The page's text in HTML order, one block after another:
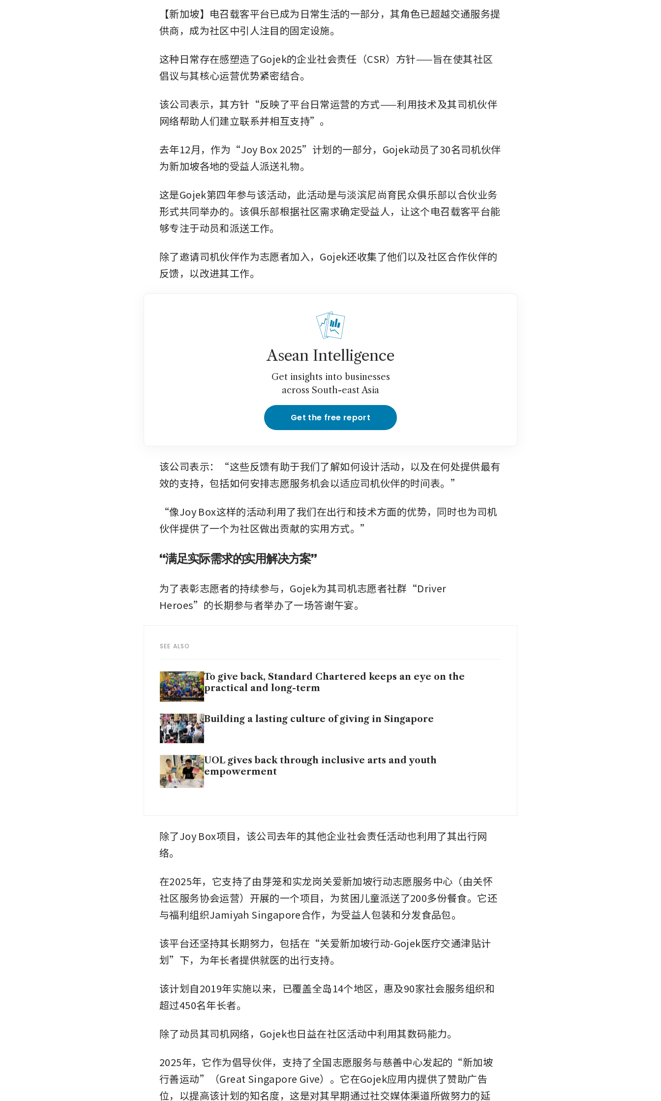
【新加坡】电召载客平台已成为日常生活的一部分，其角色已超越交通服务提
供商，成为社区中引人注目的固定设施。
这种日常存在感塑造了Gojek的企业社会责任（CSR）方针——旨在使其社区
倡议与其核心运营优势紧密结合。
该公司表示，其方针“反映了平台日常运营的方式——利用技术及其司机伙伴
网络帮助人们建立联系并相互支持”。
去年12月，作为“Joy Box 2025”计划的一部分，Gojek动员了30名司机伙伴
为新加坡各地的受益人派送礼物。
这是Gojek第四年参与该活动，此活动是与淡滨尼尚育民众俱乐部以合伙业务
形式共同举办的。该俱乐部根据社区需求确定受益人，让这个电召载客平台能
够专注于动员和派送工作。
除了邀请司机伙伴作为志愿者加入，Gojek还收集了他们以及社区合作伙伴的
反馈，以改进其工作。
Asean Intelligence
Get insights into businesses
across South-east Asia
Get the free report
该公司表示：“这些反馈有助于我们了解如何设计活动，以及在何处提供最有
效的支持，包括如何安排志愿服务机会以适应司机伙伴的时间表。”
“像Joy Box这样的活动利用了我们在出行和技术方面的优势，同时也为司机
伙伴提供了一个为社区做出贡献的实用方式。”
“满足实际需求的实用解决方案”
为了表彰志愿者的持续参与，Gojek为其司机志愿者社群“Driver
Heroes”的长期参与者举办了一场答谢午宴。
SEE ALSO
To give back, Standard Chartered keeps an eye on the
practical and long-term
Building a lasting culture of giving in Singapore
UOL gives back through inclusive arts and youth
empowerment
除了Joy Box项目，该公司去年的其他企业社会责任活动也利用了其出行网
络。
在2025年，它支持了由芽笼和实龙岗关爱新加坡行动志愿服务中心（由关怀
社区服务协会运营）开展的一个项目，为贫困儿童派送了200多份餐食。它还
与福利组织Jamiyah Singapore合作，为受益人包装和分发食品包。
该平台还坚持其长期努力，包括在“关爱新加坡行动-Gojek医疗交通津贴计
划”下，为年长者提供就医的出行支持。
该计划自2019年实施以来，已覆盖全岛14个地区，惠及90家社会服务组织和
超过450名年长者。
除了动员其司机网络，Gojek也日益在社区活动中利用其数码能力。
2025年，它作为倡导伙伴，支持了全国志愿服务与慈善中心发起的“新加坡
行善运动”（Great Singapore Give）。它在Gojek应用内提供了赞助广告
位，以提高该计划的知名度，这是对其早期通过社交媒体渠道所做努力的延